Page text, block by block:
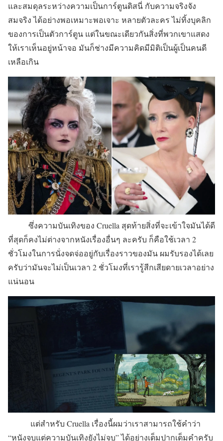
และสมดุลระหว่างความเป็นการ์ตูนดิสนี่ กับความจริงจัง
สมจริง ได้อย่างพอเหมาะพอเจาะ หลายตัวละคร ไม่ทิ้งบุคลิก
ของการเป็นตัวการ์ตูน แต่ในขณะเดียวกันสิ่งที่พวกเขาแสดง
ให้เราเห็นอยู่หน้าจอ มันก็ช่างมีความคิดมีมิติเป็นผู้เป็นคนดี
เหลือเกิน
ซึ่งความบันเทิงของ Cruella สุดท้ายสิ่งที่จะเข้าใจมันได้ดี
ที่สุดก็คงไม่ต่างจากหนังเรื่องอื่นๆ ละครับ ก็คือใช้เวลา 2
ชั่วโมงในการนั่งจดจ่ออยู่กับเรื่องราวของมัน ผมรับรองได้เลย
ครับว่ามันจะไม่เป็นเวลา 2 ชั่วโมงที่เรารู้สีกเสียดายเวลาอย่าง
แน่นอน
แต่สำหรับ Cruella เรื่องนี้ผมว่าเราสามารถใช้คำว่า
“หนังจบแต่ความบันเทิงยังไม่จบ” ได้อย่างเต็มปากเต็มคำครับ